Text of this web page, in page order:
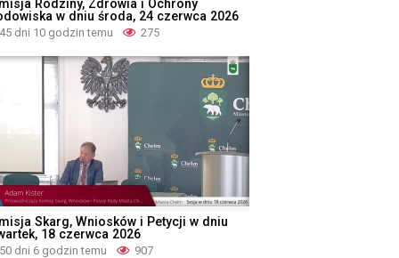
Rodziny, Zdrowia i Ochrony
w dniu środa, 24 czerwca 2026
45 dni 10 godzin temu 275
Skarg, Wniosków i Petycji w dniu
18 czerwca 2026
50 dni 6 godzin temu 907